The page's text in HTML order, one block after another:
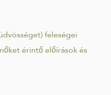
feleségei
érintő előírások és